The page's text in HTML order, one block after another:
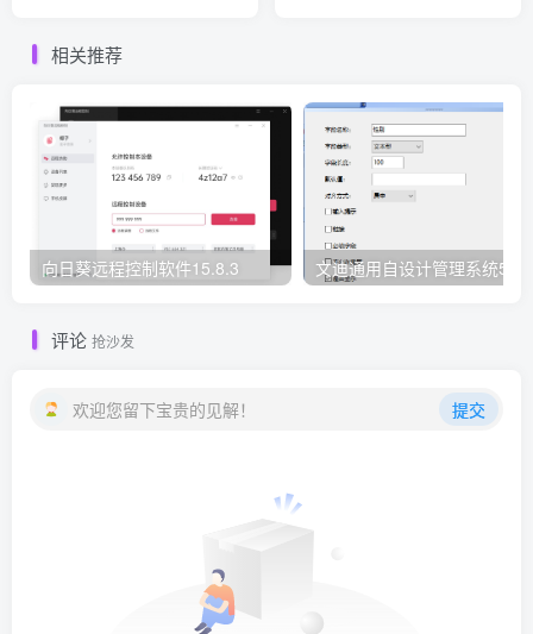
相关推荐
向日葵远程控制软件15.8.3 文迪通用自设计管理系统
评论 抢沙发
欢迎您留下宝贵的见解！ 提交